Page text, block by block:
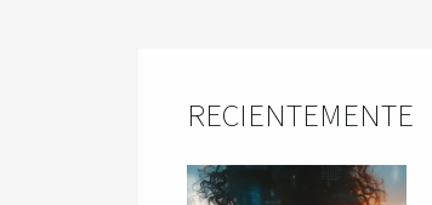
RECIENTEMENTE